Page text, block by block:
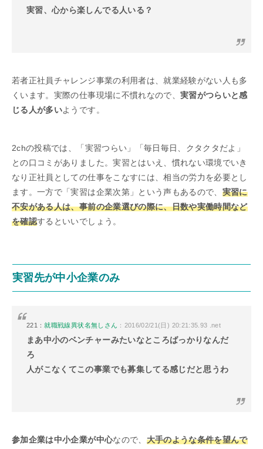
実習、心から楽しんでる人いる？
若者正社員チャレンジ事業の利用者は、就業経験がない人も多
くいます。実際の仕事現場に不慣れなので、 実習がつらいと感
じる人が多いようです。
2chの投稿では、「実習つらい」「毎日毎日、クタクタだよ」
との口コミがありました。実習とはいえ、慣れない環境でいき
なり正社員としての仕事をこなすには、相当の労力を必要とし
ます。一方で「実習は企業次第」という声もあるので、 実習に
不安がある人は、事前の企業選びの際に、日数や実働時間など
を確認するといいでしょう。
実習先が中小企業のみ
221：就職戦線異状名無しさん ：2016/02/21(日) 20:21:35.93 .net
まあ中小のベンチャーみたいなところばっかりなんだ
ろ
人がこなくてこの事業でも募集してる感じだと思うわ
参加企業は中小企業が中心なので、 大手のような条件を望んで